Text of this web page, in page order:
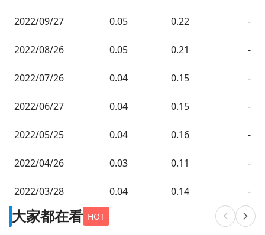
2022/09/27 0.05 0.22 -
2022/08/26 0.05 0.21 -
2022/07/26 0.04 0.15 -
2022/06/27 0.04 0.15 -
2022/05/25 0.04 0.16 -
2022/04/26 0.03 0.11 -
2022/03/28 0.04 0.14 -
大家都在看 HOT